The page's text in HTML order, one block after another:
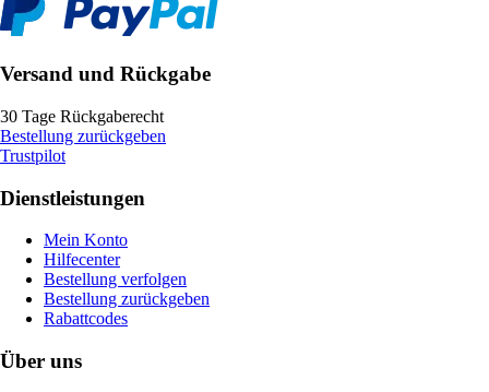
Versand und Rückgabe
30 Tage Rückgaberecht
Bestellung zurückgeben
Trustpilot
Dienstleistungen
Mein Konto
Hilfecenter
Bestellung verfolgen
Bestellung zurückgeben
Rabattcodes
Über uns